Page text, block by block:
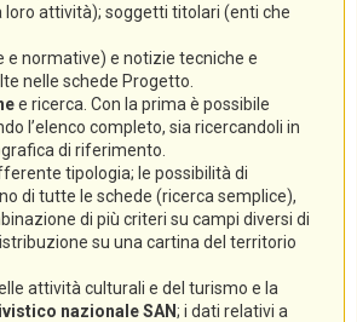
attività); soggetti titolari (enti che
normative) e notizie tecniche e
nelle schede Progetto.
e ricerca. Con la prima è possibile
l’elenco completo, sia ricercandoli in
di riferimento.
tipologia; le possibilità di
di tutte le schede (ricerca semplice),
di più criteri su campi diversi di
su una cartina del territorio
attività culturali e del turismo e la
nazionale SAN; i dati relativi a